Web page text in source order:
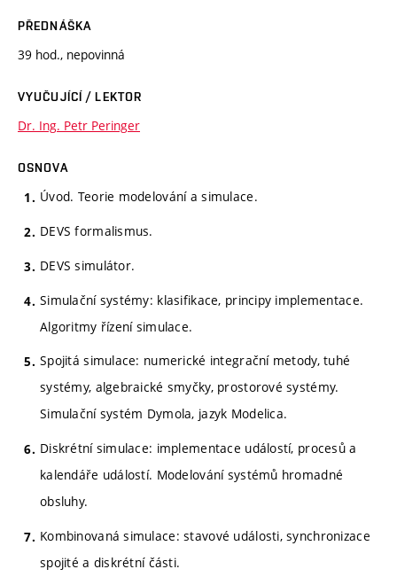
PŘEDNÁŠKA
39 hod., nepovinná
VYUČUJÍCÍ / LEKTOR
Dr. Ing. Petr Peringer
OSNOVA
Úvod. Teorie modelování a simulace.
DEVS formalismus.
DEVS simulátor.
Simulační systémy: klasifikace, principy implementace.
Algoritmy řízení simulace.
Spojitá simulace: numerické integrační metody, tuhé
systémy, algebraické smyčky, prostorové systémy.
Simulační systém Dymola, jazyk Modelica.
Diskrétní simulace: implementace událostí, procesů a
kalendáře událostí. Modelování systémů hromadné
obsluhy.
Kombinovaná simulace: stavové události, synchronizace
spojité a diskrétní části.